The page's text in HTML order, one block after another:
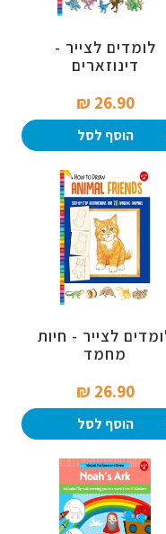
לומדים לצייר -
דינוזארים
26.90 ₪‎
הוסף לסל
לצייר - חיות
מחמד
26.90 ₪‎
הוסף לסל